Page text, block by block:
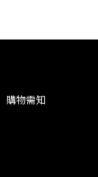
購物需知